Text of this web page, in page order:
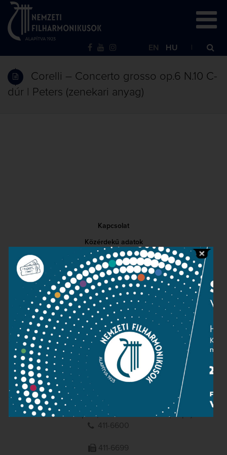
EN HU
Corelli – Concerto grosso op.6 N.10 C-
dúr | Peters (zenekari anyag)
Kapcsolat
Közérdekű adatok
Sajtószoba
Adatvédelem
Impresszum
NEMZETI
FILHARMONIKUSOK
1095 Budapest, Komor Marcell u. 1. (Müpa)
411-6600
411-6699